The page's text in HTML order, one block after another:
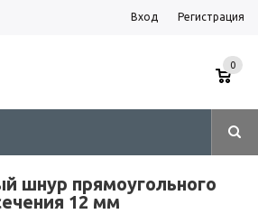
Вход Регистрация
0
шнур прямоугольного
12 мм